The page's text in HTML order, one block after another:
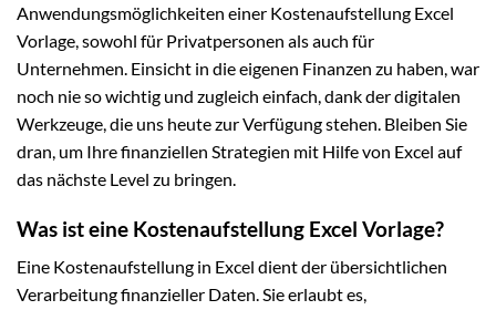
Anwendungsmöglichkeiten einer Kostenaufstellung Excel
Vorlage, sowohl für Privatpersonen als auch für
Unternehmen. Einsicht in die eigenen Finanzen zu haben, war
noch nie so wichtig und zugleich einfach, dank der digitalen
Werkzeuge, die uns heute zur Verfügung stehen. Bleiben Sie
dran, um Ihre finanziellen Strategien mit Hilfe von Excel auf
das nächste Level zu bringen.
Was ist eine Kostenaufstellung Excel Vorlage?
Eine Kostenaufstellung in Excel dient der übersichtlichen
Verarbeitung finanzieller Daten. Sie erlaubt es,